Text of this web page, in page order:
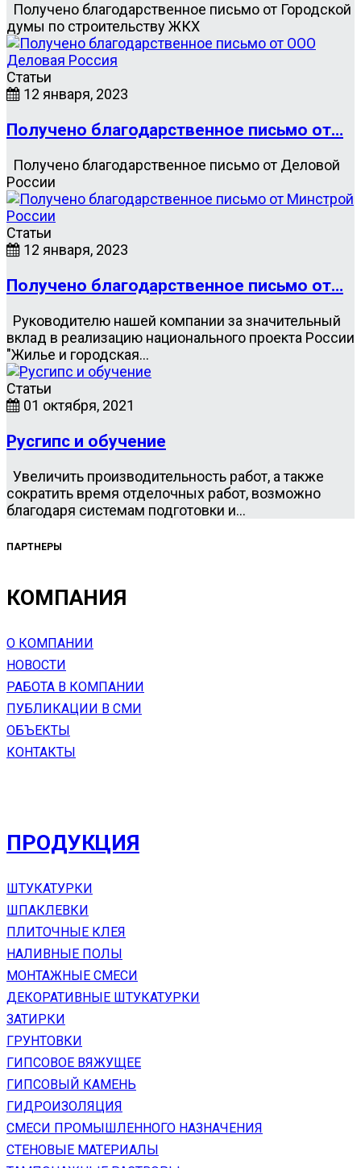
Получено благодарственное письмо от Городской
думы по строительству ЖКХ
Статьи
12 января, 2023
Получено благодарственное письмо от…
Получено благодарственное письмо от Деловой
России
Статьи
12 января, 2023
Получено благодарственное письмо от…
Руководителю нашей компании за значительный
вклад в реализацию национального проекта России
"Жилье и городская…
Статьи
01 октября, 2021
Русгипс и обучение
Увеличить производительность работ, а также
сократить время отделочных работ, возможно
благодаря системам подготовки и…
ПАРТНЕРЫ
КОМПАНИЯ
О КОМПАНИИ
НОВОСТИ
РАБОТА В КОМПАНИИ
ПУБЛИКАЦИИ В СМИ
ОБЪЕКТЫ
КОНТАКТЫ
ПРОДУКЦИЯ
ШТУКАТУРКИ
ШПАКЛЕВКИ
ПЛИТОЧНЫЕ КЛЕЯ
НАЛИВНЫЕ ПОЛЫ
МОНТАЖНЫЕ СМЕСИ
ДЕКОРАТИВНЫЕ ШТУКАТУРКИ
ЗАТИРКИ
ГРУНТОВКИ
ГИПСОВОЕ ВЯЖУЩЕЕ
ГИПСОВЫЙ КАМЕНЬ
ГИДРОИЗОЛЯЦИЯ
СМЕСИ ПРОМЫШЛЕННОГО НАЗНАЧЕНИЯ
СТЕНОВЫЕ МАТЕРИАЛЫ